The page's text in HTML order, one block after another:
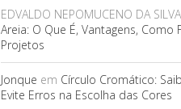
EDVALDO NEPOMUCENO DA SILVA
Areia: O Que É, Vantagens, Como
Projetos
Jonque em Círculo Cromático:
Evite Erros na Escolha das Cores